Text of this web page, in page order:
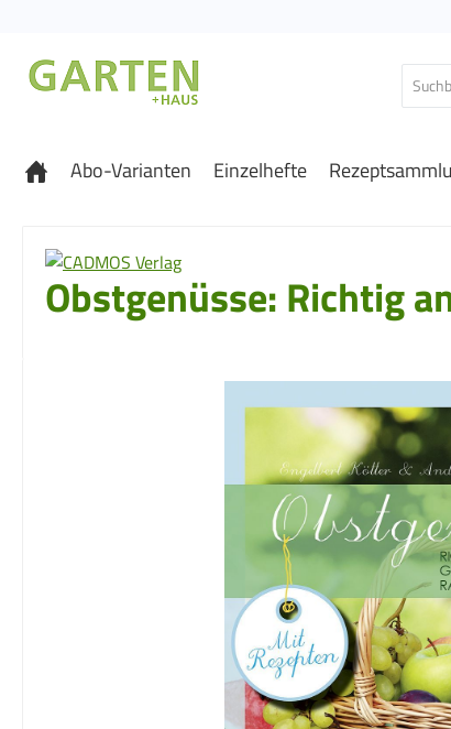
Abo-Varianten Einzelhefte
Obstgenüsse: Richtig